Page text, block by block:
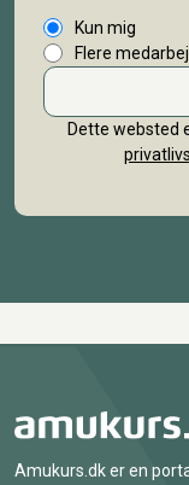
Kun mig
Flere
Dette websted
Amukurs.dk er en